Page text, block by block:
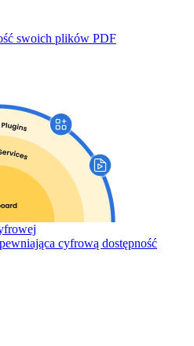
swoich plików PDF
cyfrową dostępność